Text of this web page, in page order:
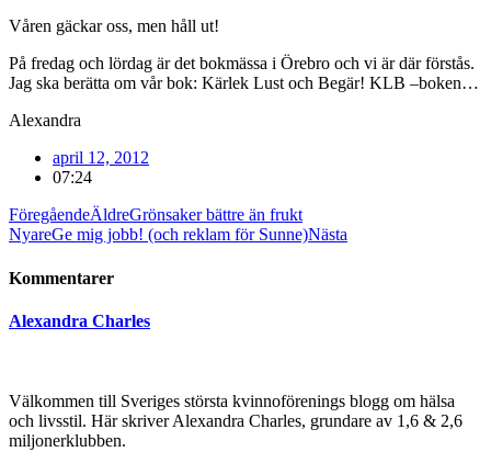
Våren gäckar oss, men håll ut!
På fredag och lördag är det bokmässa i Örebro och vi är där förstås.
Jag ska berätta om vår bok: Kärlek Lust och Begär! KLB –boken…
Alexandra
april 12, 2012
07:24
FöregåendeÄldreGrönsaker bättre än frukt
NyareGe mig jobb! (och reklam för Sunne)Nästa
Kommentarer
Alexandra Charles
Välkommen till Sveriges största kvinnoförenings blogg om hälsa
och livsstil. Här skriver Alexandra Charles, grundare av 1,6 & 2,6
miljonerklubben.